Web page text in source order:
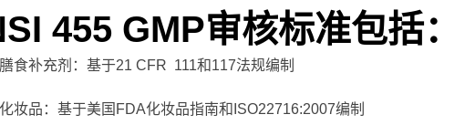
455 GMP审核标准包括：
食补充剂：基于21 CFR 111和117法规编制
妆品：基于美国FDA化妆品指南和ISO22716:2007编制